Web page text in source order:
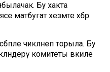
Бу хакта
матбугат хезмәте хәбәр
чикләнеп торыла. Бу
комитеты вәкиле